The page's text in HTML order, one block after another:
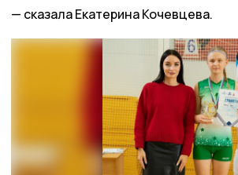
сказала Екатерина Кочевцева.